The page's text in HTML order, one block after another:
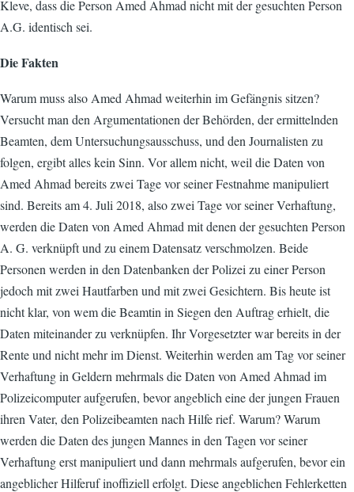
Kleve, dass die Person Amed Ahmad nicht mit der gesuchten Person
A.G. identisch sei.
Die Fakten
Warum muss also Amed Ahmad weiterhin im Gefängnis sitzen?
Versucht man den Argumentationen der Behörden, der ermittelnden
Beamten, dem Untersuchungsausschuss, und den Journalisten zu
folgen, ergibt alles kein Sinn. Vor allem nicht, weil die Daten von
Amed Ahmad bereits zwei Tage vor seiner Festnahme manipuliert
sind. Bereits am 4. Juli 2018, also zwei Tage vor seiner Verhaftung,
werden die Daten von Amed Ahmad mit denen der gesuchten Person
A. G. verknüpft und zu einem Datensatz verschmolzen. Beide
Personen werden in den Datenbanken der Polizei zu einer Person
jedoch mit zwei Hautfarben und mit zwei Gesichtern. Bis heute ist
nicht klar, von wem die Beamtin in Siegen den Auftrag erhielt, die
Daten miteinander zu verknüpfen. Ihr Vorgesetzter war bereits in der
Rente und nicht mehr im Dienst. Weiterhin werden am Tag vor seiner
Verhaftung in Geldern mehrmals die Daten von Amed Ahmad im
Polizeicomputer aufgerufen, bevor angeblich eine der jungen Frauen
ihren Vater, den Polizeibeamten nach Hilfe rief. Warum? Warum
werden die Daten des jungen Mannes in den Tagen vor seiner
Verhaftung erst manipuliert und dann mehrmals aufgerufen, bevor ein
angeblicher Hilferuf inoffiziell erfolgt. Diese angeblichen Fehlerketten